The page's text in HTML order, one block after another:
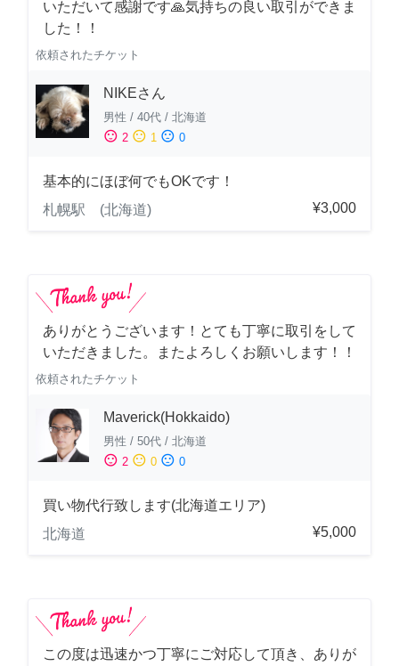
いただいて感謝です🙏気持ちの良い取引ができま
した！！
依頼されたチケット
NIKEさん
男性 / 40代 / 北海道
sentiment_satisfied 2 sentiment_neutral 1 sentiment_dissatisfied 0
基本的にほぼ何でもOKです！
札幌駅 (北海道)
¥3,000
ありがとうございます！とても丁寧に取引をして
いただきました。またよろしくお願いします！！
依頼されたチケット
Maverick(Hokkaido)
男性 / 50代 / 北海道
sentiment_satisfied 2 sentiment_neutral 0 sentiment_dissatisfied 0
買い物代行致します(北海道エリア)
北海道
¥5,000
この度は迅速かつ丁寧にご対応して頂き、ありが